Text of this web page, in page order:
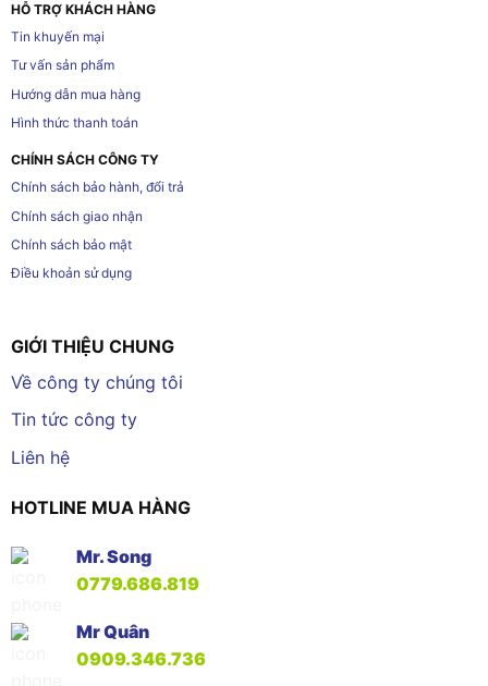
HỖ TRỢ KHÁCH HÀNG
Tin khuyến mại
Tư vấn sản phẩm
Hướng dẫn mua hàng
Hình thức thanh toán
CHÍNH SÁCH CÔNG TY
Chính sách bảo hành, đổi trả
Chính sách giao nhận
Chính sách bảo mật
Điều khoản sử dụng
GIỚI THIỆU CHUNG
Về công ty chúng tôi
Tin tức công ty
Liên hệ
HOTLINE MUA HÀNG
Mr. Song
0779.686.819
Mr Quân
0909.346.736